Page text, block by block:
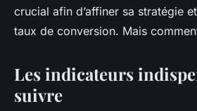
•25 avril 2024•6 min de lecture
crucial afin d’affiner sa stratégie
taux de conversion. Mais
Les indicateurs
suivre